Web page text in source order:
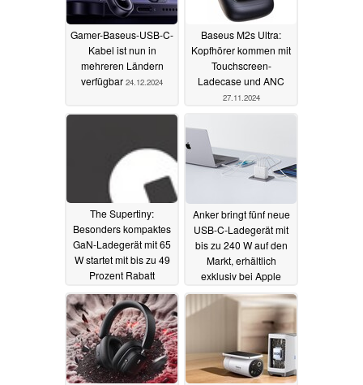
Gamer-Baseus-USB-C-
Kabel ist nun in
mehreren Ländern
verfügbar 24.12.2024
Baseus M2s Ultra:
Kopfhörer kommen mit
Touchscreen-
Ladecase und ANC
27.11.2024
The Supertiny:
Besonders kompaktes
GaN-Ladegerät mit 65
W startet mit bis zu 49
Prozent Rabatt
Anker bringt fünf neue
USB-C-Ladegerät mit
bis zu 240 W auf den
Markt, erhältlich
exklusiv bei Apple
12.11.2024